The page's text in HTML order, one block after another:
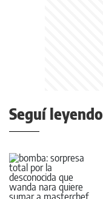
Seguí leyendo